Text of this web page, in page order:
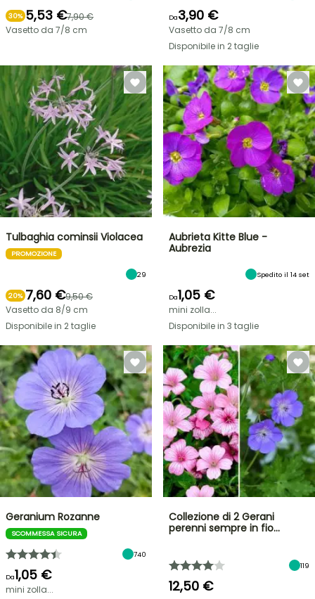
30% 5,53 €7,90 €
Vasetto da 7/8 cm
Da3,90 €
Vasetto da 7/8 cm
Disponibile in 2 taglie
Tulbaghia cominsii Violacea
PROMOZIONE
29
20% 7,60 €9,50 €
Vasetto da 8/9 cm
Disponibile in 2 taglie
Aubrieta Kitte Blue -
Aubrezia
Spedito il 14 set
Da1,05 €
mini zolla...
Disponibile in 3 taglie
Geranium Rozanne
SCOMMESSA SICURA
740
Da1,05 €
mini zolla...
Collezione di 2 Gerani
perenni sempre in fio…
119
12,50 €